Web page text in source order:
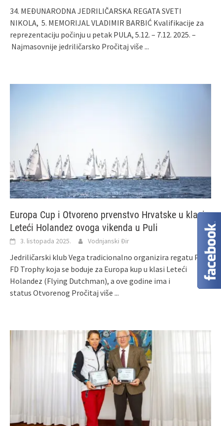
34. MEĐUNARODNA JEDRILIČARSKA REGATA SVETI
NIKOLA, 5. MEMORIJAL VLADIMIR BARBIĆ Kvalifikacije za
reprezentaciju počinju u petak PULA, 5.12. – 7.12. 2025. –
Najmasovnije jedriličarsko Pročitaj više ...
Europa Cup i Otvoreno prvenstvo Hrvatske u klasi
Leteći Holandez ovoga vikenda u Puli
3. listopada 2025. Vodnjanski Đir
Jedriličarski klub Vega tradicionalno organizira regatu Pula
FD Trophy koja se boduje za Europa kup u klasi Leteći
Holandez (Flying Dutchman), a ove godine ima i
status Otvorenog Pročitaj više ...